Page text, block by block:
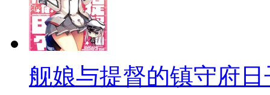
舰娘与提督的镇守府日